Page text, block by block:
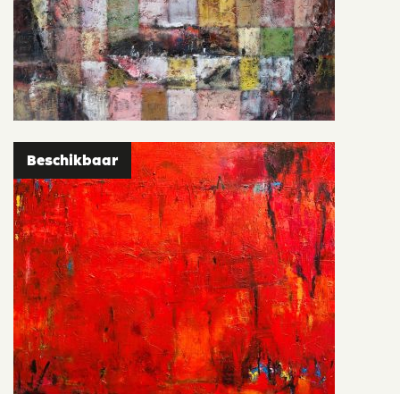
Beschikbaar